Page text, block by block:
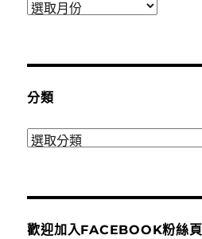
彙
分類
分
歡迎加入FACEBOOK粉絲頁